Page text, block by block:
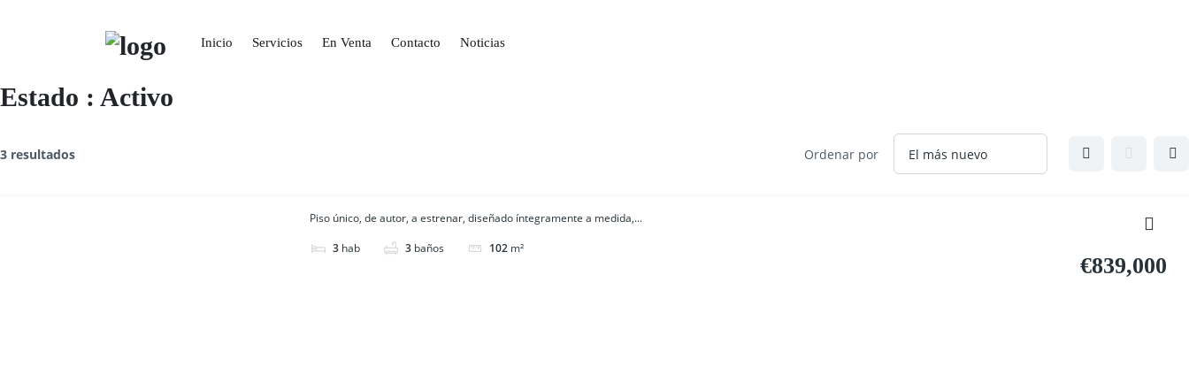
o
c
t
Inicio Servicios En Venta Contacto Noticias
Estado : Activo
3 resultados Ordenar por
Piso único, de autor, a estrenar, diseñado íntegramente a medida,...
3 hab 3 baños 102 m²
€839,000